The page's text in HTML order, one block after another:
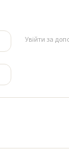
Увійти за